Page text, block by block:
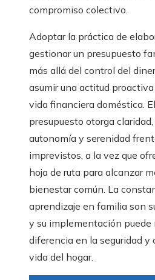
compromiso colectivo.
Adoptar la práctica de
gestionar un presupuesto
más allá del control del
asumir una actitud
vida financiera doméstica. El
presupuesto otorga claridad,
autonomía y serenidad
imprevistos, a la vez que
hoja de ruta para alcanzar
bienestar común. La
aprendizaje en familia son
y su implementación puede
diferencia en la seguridad y
vida del hogar.